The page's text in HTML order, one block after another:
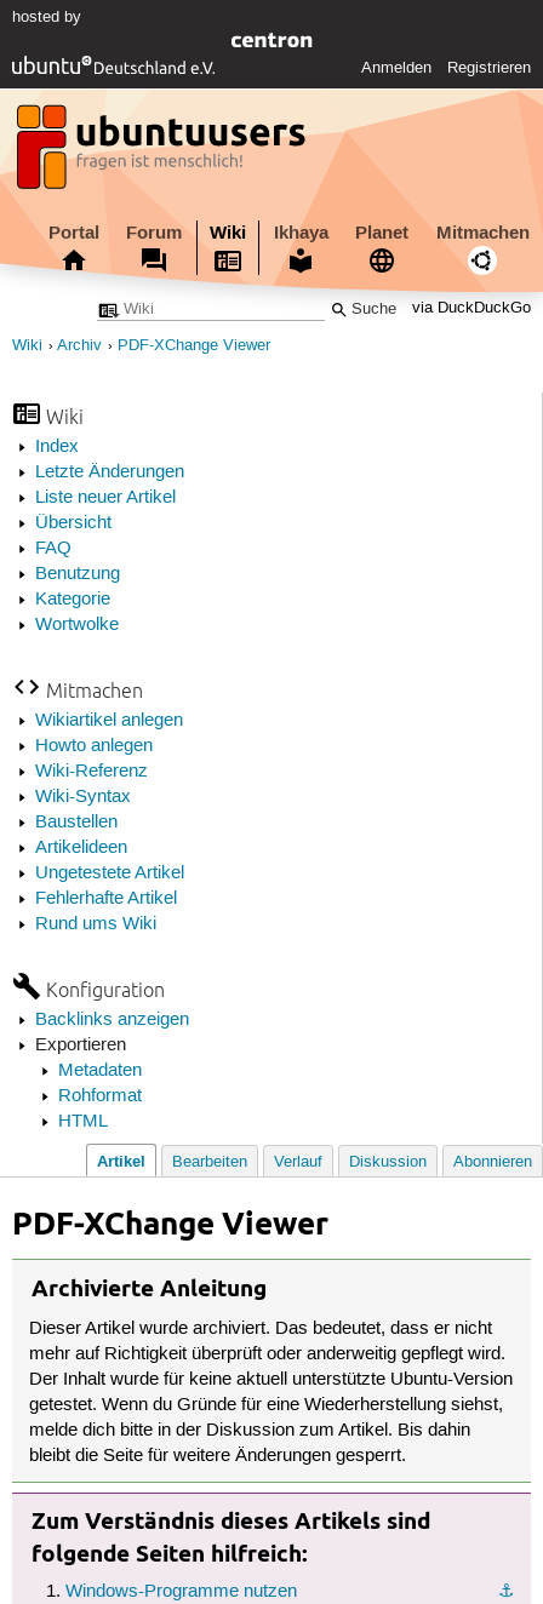
hosted by
Anmelden Registrieren
Portal Forum Wiki Ikhaya Planet Mitmachen
via DuckDuckGo
Wiki Archiv PDF-XChange Viewer
Wiki
Index
Letzte Änderungen
Liste neuer Artikel
Übersicht
FAQ
Benutzung
Kategorie
Wortwolke
Mitmachen
Wikiartikel anlegen
Howto anlegen
Wiki-Referenz
Wiki-Syntax
Baustellen
Artikelideen
Ungetestete Artikel
Fehlerhafte Artikel
Rund ums Wiki
Konfiguration
Backlinks anzeigen
Exportieren
Metadaten
Rohformat
HTML
Artikel Bearbeiten Verlauf Diskussion Abonnieren
PDF-XChange Viewer
Archivierte Anleitung
Dieser Artikel wurde archiviert. Das bedeutet, dass er nicht
mehr auf Richtigkeit überprüft oder anderweitig gepflegt wird.
Der Inhalt wurde für keine aktuell unterstützte Ubuntu-Version
getestet. Wenn du Gründe für eine Wiederherstellung siehst,
melde dich bitte in der Diskussion zum Artikel. Bis dahin
bleibt die Seite für weitere Änderungen gesperrt.
Zum Verständnis dieses Artikels sind
folgende Seiten hilfreich:
⚓︎
Windows-Programme nutzen